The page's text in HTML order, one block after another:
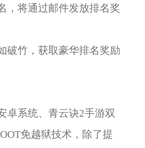
，将通过邮件发放排名奖
破竹，获取豪华排名奖励
卓系统、青云诀2手游双
免越狱技术，除了提